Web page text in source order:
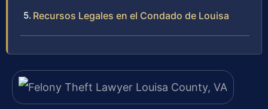
Recursos Legales en el Condado de Louisa